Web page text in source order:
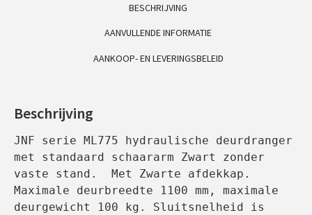
BESCHRIJVING
AANVULLENDE INFORMATIE
AANKOOP- EN LEVERINGSBELEID
Beschrijving
JNF serie ML775 hydraulische deurdranger
met standaard schaararm Zwart zonder
vaste stand.  Met Zwarte afdekkap.
Maximale deurbreedte 1100 mm, maximale
deurgewicht 100 kg. Sluitsnelheid is